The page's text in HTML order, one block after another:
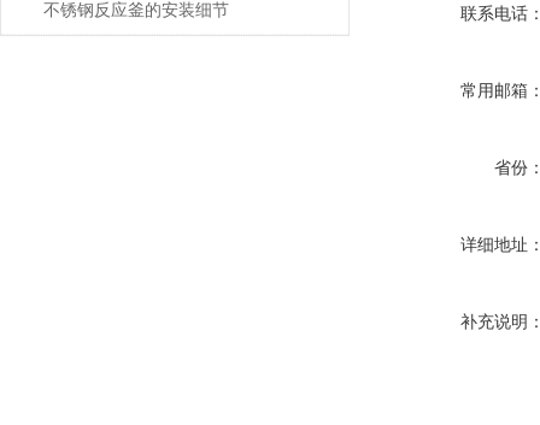
不锈钢反应釜的安装细节 联系电话
常用邮箱
省份
详细地址
补充说明